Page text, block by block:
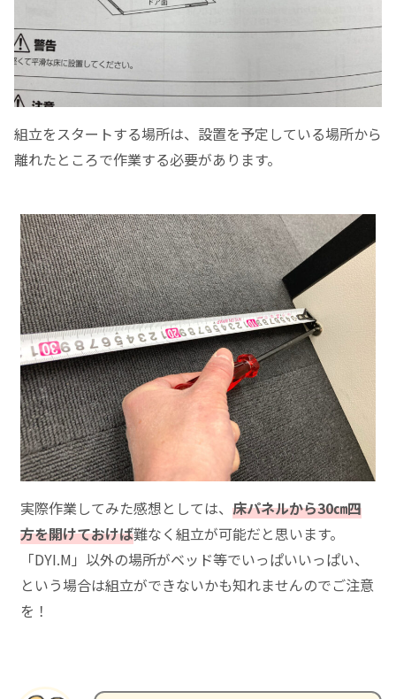
組立をスタートする場所は、設置を予定している場所から
離れたところで作業する必要があります。
実際作業してみた感想としては、床パネルから30㎝四
方を開けておけば難なく組立が可能だと思います。
「DYI.M」以外の場所がベッド等でいっぱいいっぱい、
という場合は組立ができないかも知れませんのでご注意
を！